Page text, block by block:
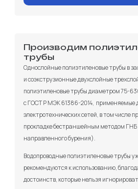
Производим
трубы
Однослойные полиэтиленовые трубы в
и соэкструзионные двухслойные
полиэтиленовые трубы диаметром 75-
с ГОСТ Р МЭК 61386-2014, применяемые
электротехнических сетей, в том числе
прокладке бестраншейным методом
направленного бурения).
Водопроводные полиэтиленовые трубы
рекомендуются к использованию,
достоинств, которые нельзя